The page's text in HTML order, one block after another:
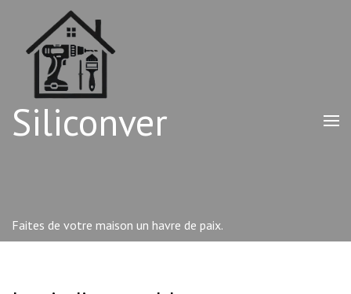
contenu
Siliconver
Faites de votre maison un havre de paix.